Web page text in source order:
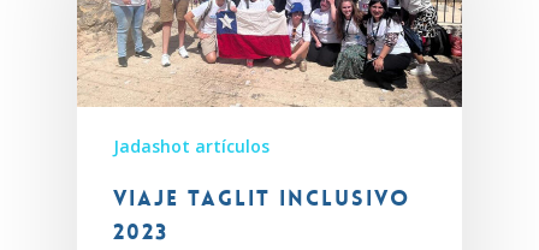
Jadashot artículos
Viaje Taglit inclusivo
2023